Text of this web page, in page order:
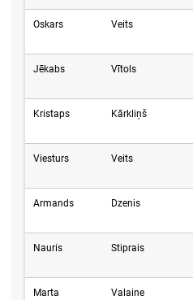
Oskars Veits
Jēkabs Vītols
Kristaps Kārkliņš
Viesturs Veits
Armands Dzenis
Nauris Stiprais
Marta Valaine